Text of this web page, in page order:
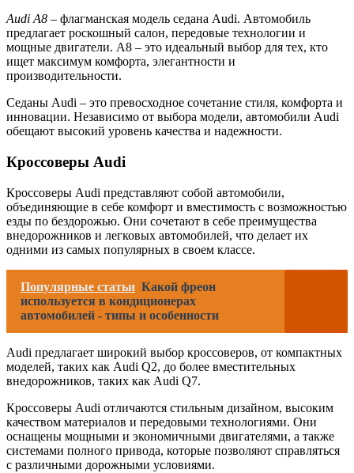
Audi A8 – флагманская модель седана Audi. Автомобиль
предлагает роскошный салон, передовые технологии и
мощные двигатели. A8 – это идеальный выбор для тех, кто
ищет максимум комфорта, элегантности и
производительности.
Седаны Audi – это превосходное сочетание стиля, комфорта и
инновации. Независимо от выбора модели, автомобили Audi
обещают высокий уровень качества и надежности.
Кроссоверы Audi
Кроссоверы Audi представляют собой автомобили,
объединяющие в себе комфорт и вместимость с возможностью
езды по бездорожью. Они сочетают в себе преимущества
внедорожников и легковых автомобилей, что делает их
одними из самых популярных в своем классе.
Популярные статьи Какой фреон
используется в кондиционерах
автомобилей - типы и особенности
Audi предлагает широкий выбор кроссоверов, от компактных
моделей, таких как Audi Q2, до более вместительных
внедорожников, таких как Audi Q7.
Кроссоверы Audi отличаются стильным дизайном, высоким
качеством материалов и передовыми технологиями. Они
оснащены мощными и экономичными двигателями, а также
системами полного привода, которые позволяют справляться
с различными дорожными условиями.